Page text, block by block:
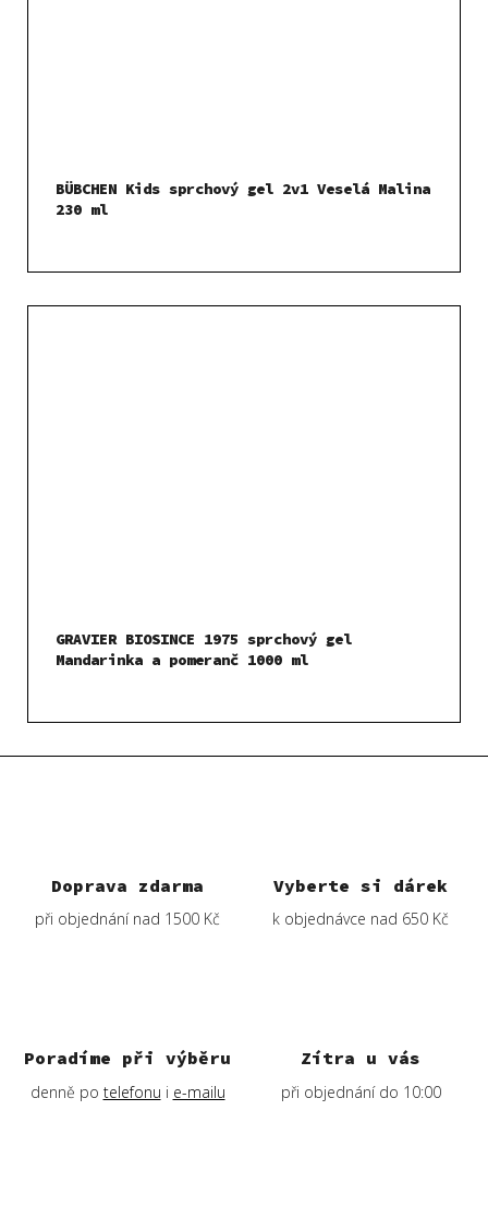
Doprava zdarma
při objednání nad 1500 Kč
Vyberte si dárek
k objednávce nad 650 Kč
Poradíme při výběru
denně po telefonu i e-mailu
Zítra u vás
při objednání do 10:00
BÜBCHEN Kids sprchový gel 2v1 Veselá Malina
230 ml
GRAVIER BIOSINCE 1975 sprchový gel
Mandarinka a pomeranč 1000 ml